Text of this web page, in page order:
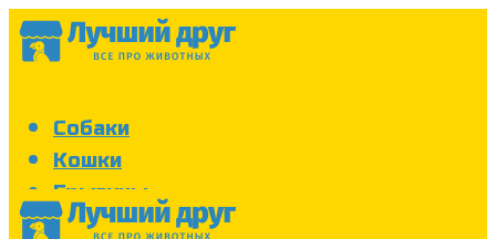
Собаки
Кошки
Грызуны
Аквариум